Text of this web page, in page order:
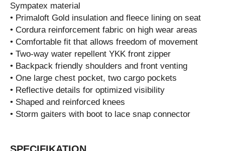
Sympatex material
• Primaloft Gold insulation and fleece lining on seat
• Cordura reinforcement fabric on high wear areas
• Comfortable fit that allows freedom of movement
• Two-way water repellent YKK front zipper
• Backpack friendly shoulders and front venting
• One large chest pocket, two cargo pockets
• Reflective details for optimized visibility
• Shaped and reinforced knees
• Storm gaiters with boot to lace snap connector